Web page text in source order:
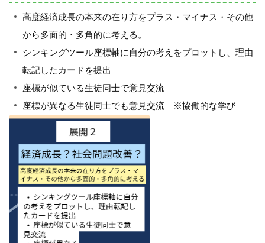
高度経済成長の本来の在り方をプラス・マイナス・その他
から多面的・多角的に考える。
シンキングツール座標軸に自分の考えをプロットし、理由
転記したカードを提出
座標が似ている生徒同士で意見交流
座標が異なる生徒同士でも意見交流 ※協働的な学び